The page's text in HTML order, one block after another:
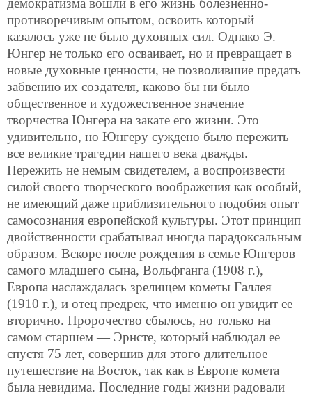
противоречивым опытом, освоить который
казалось уже не было духовных сил. Однако Э.
Юнгер не только его осваивает, но и превращает в
новые духовные ценности, не позволившие предать
забвению их создателя, каково бы ни было
общественное и художественное значение
творчества Юнгера на закате его жизни. Это
удивительно, но Юнгеру суждено было пережить
все великие трагедии нашего века дважды.
Пережить не немым свидетелем, а воспроизвести
силой своего творческого воображения как особый,
не имеющий даже приблизительного подобия опыт
самосознания европейской культуры. Этот принцип
двойственности срабатывал иногда парадоксальным
образом. Вскоре после рождения в семье Юнгеров
самого младшего сына, Вольфганга (1908 г.),
Европа наслаждалась зрелищем кометы Галлея
(1910 г.), и отец предрек, что именно он увидит ее
вторично. Пророчество сбылось, но только на
самом старшем — Эрнсте, который наблюдал ее
спустя 75 лет, совершив для этого длительное
путешествие на Восток, так как в Европе комета
была невидима. Последние годы жизни радовали